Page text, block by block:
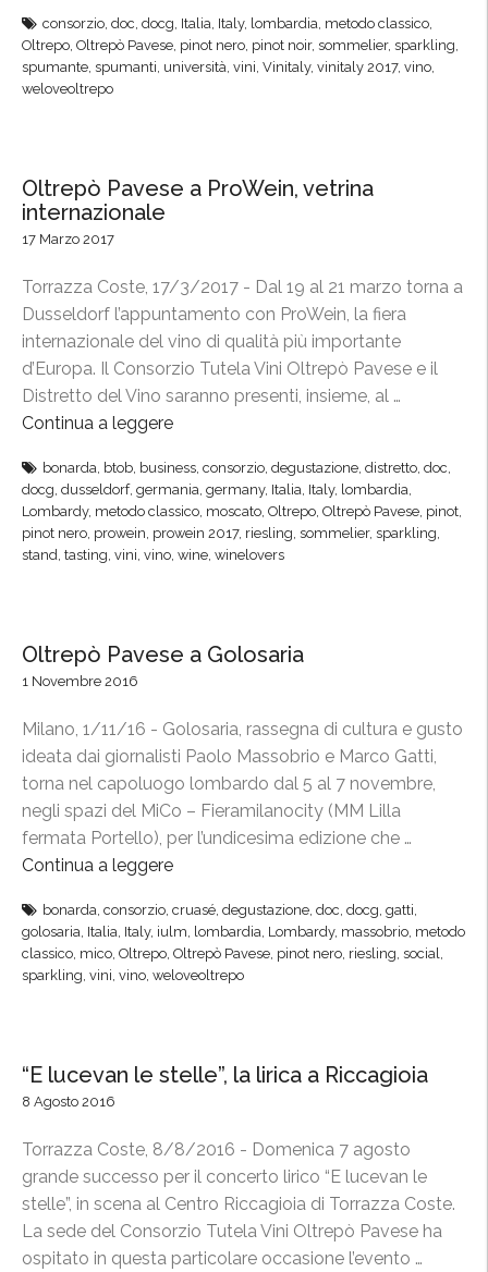
o
n
d
a
’
r
e
”
l
l
e
o
C
l
a
s
i
c
o
i
s
r
e
l
a
l
t
P
e
s
e
p
r
a
g
o
n
a
i
n
t
a
y
”
consorzio, doc, docg, Italia, Italy, lombardia, metodo classico,
Oltrepo, Oltrepò Pavese, pinot nero, pinot noir, sommelier, sparkling,
spumante, spumanti, università, vini, Vinitaly, vinitaly 2017, vino,
weloveoltrepo
Oltrepò Pavese a ProWein, vetrina
internazionale
17 Marzo 2017
Torrazza Coste, 17/3/2017 - Dal 19 al 21 marzo torna a
Dusseldorf l’appuntamento con ProWein, la fiera
internazionale del vino di qualità più importante
d’Europa. Il Consorzio Tutela Vini Oltrepò Pavese e il
Distretto del Vino saranno presenti, insieme, al …
Continua a leggere
l
t
r
e
a
e
s
e
a
P
W
e
e
i
n
a
i
n
bonarda, btob, business, consorzio, degustazione, distretto, doc,
docg, dusseldorf, germania, germany, Italia, Italy, lombardia,
Lombardy, metodo classico, moscato, Oltrepo, Oltrepò Pavese, pinot,
pinot nero, prowein, prowein 2017, riesling, sommelier, sparkling,
stand, tasting, vini, vino, wine, winelovers
Oltrepò Pavese a Golosaria
1 Novembre 2016
Milano, 1/11/16 - Golosaria, rassegna di cultura e gusto
ideata dai giornalisti Paolo Massobrio e Marco Gatti,
torna nel capoluogo lombardo dal 5 al 7 novembre,
negli spazi del MiCo – Fieramilanocity (MM Lilla
fermata Portello), per l’undicesima edizione che …
Continua a leggere
l
t
r
P
v
s
bonarda, consorzio, cruasé, degustazione, doc, docg, gatti,
golosaria, Italia, Italy, iulm, lombardia, Lombardy, massobrio, metodo
classico, mico, Oltrepo, Oltrepò Pavese, pinot nero, riesling, social,
sparkling, vini, vino, weloveoltrepo
“E lucevan le stelle”, la lirica a Riccagioia
8 Agosto 2016
Torrazza Coste, 8/8/2016 - Domenica 7 agosto
grande successo per il concerto lirico “E lucevan le
stelle”, in scena al Centro Riccagioia di Torrazza Coste.
La sede del Consorzio Tutela Vini Oltrepò Pavese ha
ospitato in questa particolare occasione l’evento …